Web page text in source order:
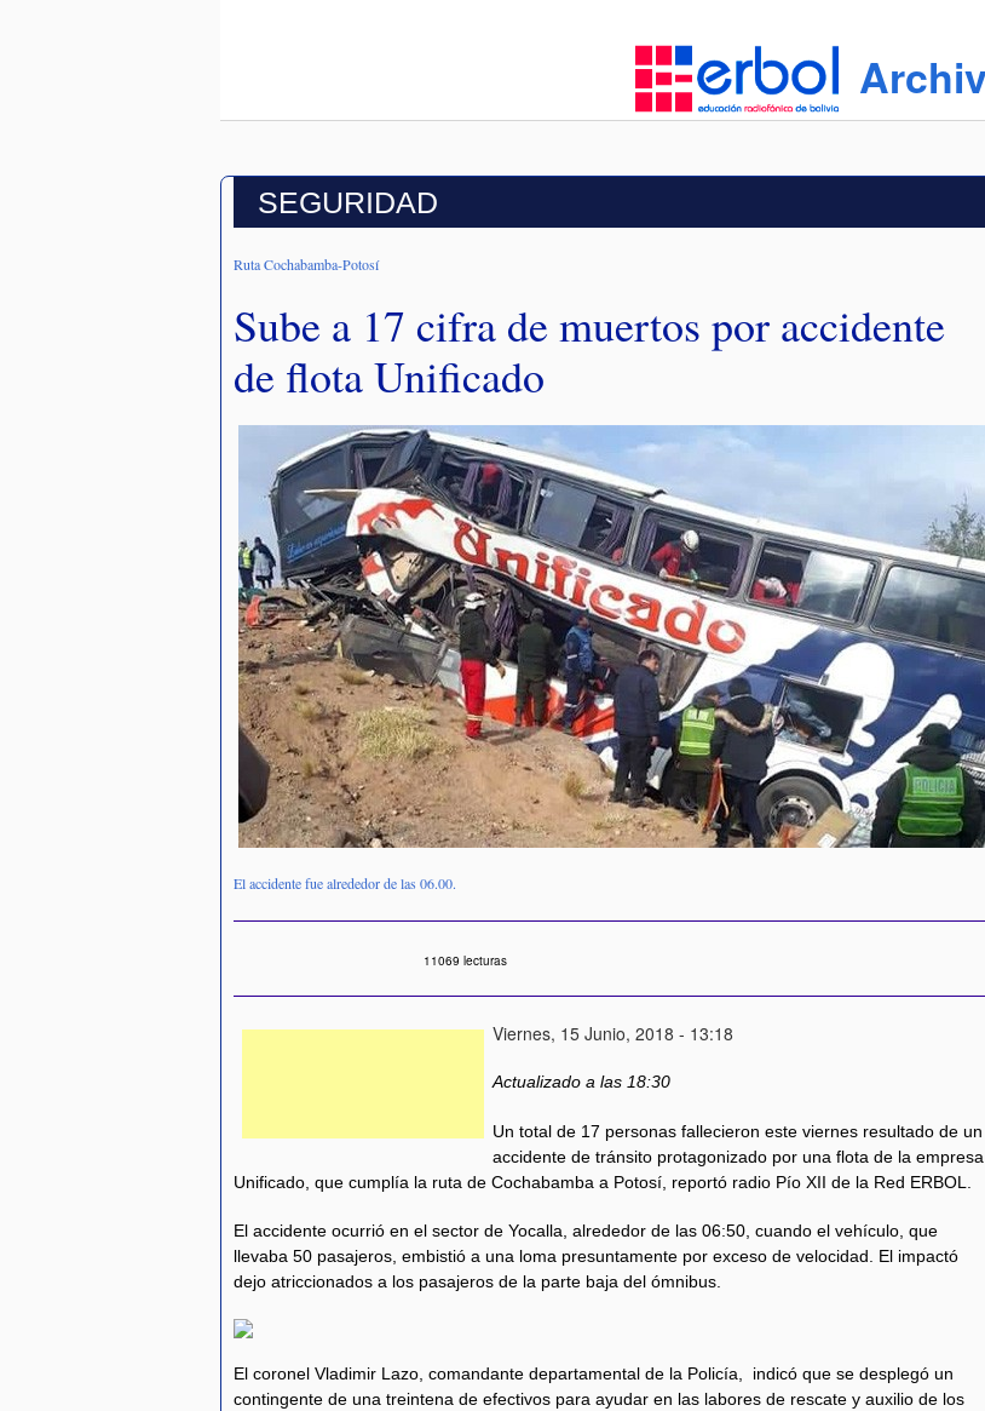
SEGURIDAD
Ruta Cochabamba-Potosí
Sube a 17 cifra de muertos por accidente
de flota Unificado
El accidente fue alrededor de las 06.00.
11069 lecturas
Viernes, 15 Junio, 2018 - 13:18
Actualizado a las 18:30
Un total de 17 personas fallecieron este viernes resultado de un
accidente de tránsito protagonizado por una flota de la empresa
Unificado, que cumplía la ruta de Cochabamba a Potosí, reportó radio Pío XII de la Red ERBOL.
El accidente ocurrió en el sector de Yocalla, alrededor de las 06:50, cuando el vehículo, que
llevaba 50 pasajeros, embistió a una loma presuntamente por exceso de velocidad. El impactó
dejo atriccionados a los pasajeros de la parte baja del ómnibus.
El coronel Vladimir Lazo, comandante departamental de la Policía, indicó que se desplegó un
contingente de una treintena de efectivos para ayudar en las labores de rescate y auxilio de los